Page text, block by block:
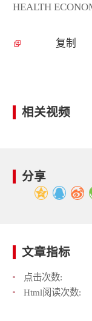
HEALTH
复制
相关视频
分享
文章指标
点击次数:
Html阅读次数: